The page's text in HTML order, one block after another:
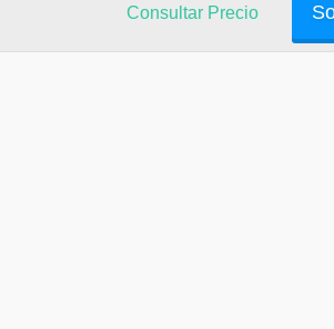
Consultar Precio